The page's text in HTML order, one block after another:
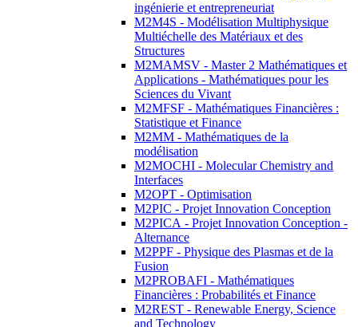
ingénierie et entrepreneuriat
M2M4S - Modélisation Multiphysique
Multiéchelle des Matériaux et des
Structures
M2MAMSV - Master 2 Mathématiques et
Applications - Mathématiques pour les
Sciences du Vivant
M2MFSF - Mathématiques Financières :
Statistique et Finance
M2MM - Mathématiques de la
modélisation
M2MOCHI - Molecular Chemistry and
Interfaces
M2OPT - Optimisation
M2PIC - Projet Innovation Conception
M2PICA - Projet Innovation Conception -
Alternance
M2PPF - Physique des Plasmas et de la
Fusion
M2PROBAFI - Mathématiques
Financières : Probabilités et Finance
M2REST - Renewable Energy, Science
and Technology